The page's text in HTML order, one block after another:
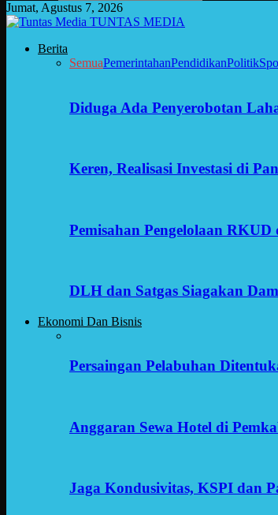
Jumat, Agustus 7, 2026
TUNTAS MEDIA
Berita
SemuaPemerintahanPendidikanPolitik
Diduga Ada Penyerobotan
Keren, Realisasi Investasi di
Pemisahan Pengelolaan
DLH dan Satgas Siagakan
Ekonomi Dan Bisnis
Persaingan Pelabuhan
Anggaran Sewa Hotel di
Jaga Kondusivitas, KSPI dan